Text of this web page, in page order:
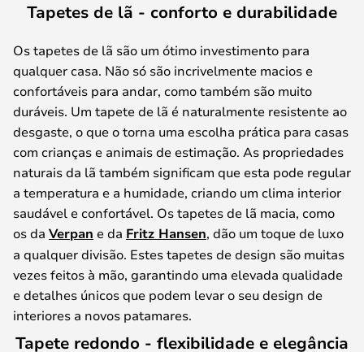
Tapetes de lã - conforto e durabilidade
Os tapetes de lã são um ótimo investimento para
qualquer casa. Não só são incrivelmente macios e
confortáveis para andar, como também são muito
duráveis. Um tapete de lã é naturalmente resistente ao
desgaste, o que o torna uma escolha prática para casas
com crianças e animais de estimação. As propriedades
naturais da lã também significam que esta pode regular
a temperatura e a humidade, criando um clima interior
saudável e confortável. Os tapetes de lã macia, como
os da Verpan e da Fritz Hansen, dão um toque de luxo
a qualquer divisão. Estes tapetes de design são muitas
vezes feitos à mão, garantindo uma elevada qualidade
e detalhes únicos que podem levar o seu design de
interiores a novos patamares.
Tapete redondo - flexibilidade e elegância